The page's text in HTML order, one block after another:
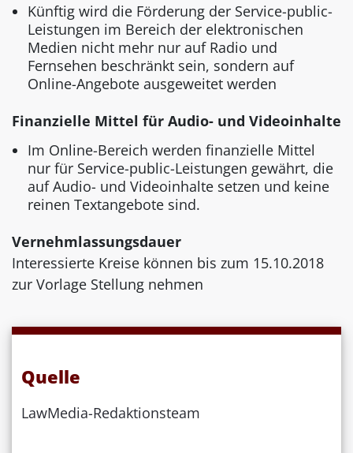
Künftig wird die Förderung der Service-public-
Leistungen im Bereich der elektronischen
Medien nicht mehr nur auf Radio und
Fernsehen beschränkt sein, sondern auf
Online-Angebote ausgeweitet werden
Finanzielle Mittel für Audio- und Videoinhalte
Im Online-Bereich werden finanzielle Mittel
nur für Service-public-Leistungen gewährt, die
auf Audio- und Videoinhalte setzen und keine
reinen Textangebote sind.
Vernehmlassungsdauer
Interessierte Kreise können bis zum 15.10.2018
zur Vorlage Stellung nehmen
Quelle
LawMedia-Redaktionsteam